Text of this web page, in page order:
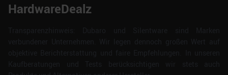
HardwareDealz